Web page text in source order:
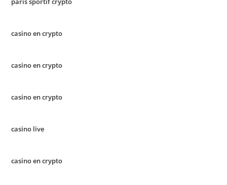
casino en crypto
casino en crypto
casino en crypto
casino live
casino en crypto